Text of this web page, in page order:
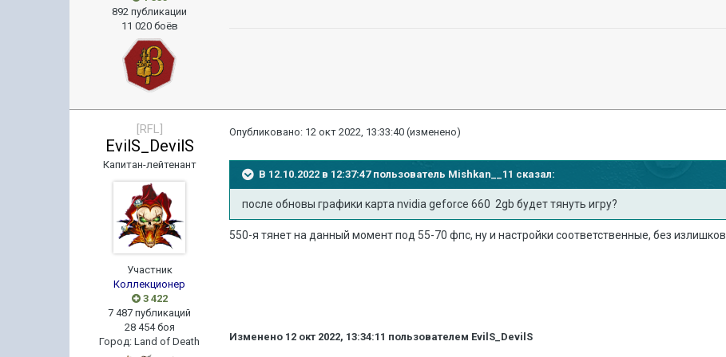
892 публикации
11 020 боёв
[RFL]
EvilS_DevilS
Капитан-лейтенант
Участник
Коллекционер
3 422
7 487 публикаций
28 454 боя
Город:Land of Death
Опубликовано: 12 окт 2022, 13:33:40 (изменено)
В 12.10.2022 в 12:37:47 пользователь Mishkan__11 сказал:
после обновы графики карта nvidia geforce 660 2gb будет тянуть игру?
550-я тянет на данный момент под 55-70 фпс, ну и настройки соответственные, без излишков..
Изменено 12 окт 2022, 13:34:11 пользователем EvilS_DevilS